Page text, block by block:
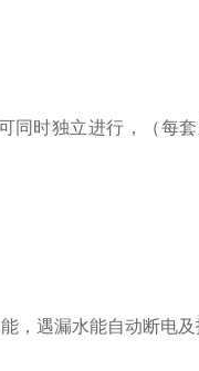
同时独立进行，（每
，遇漏水能自动断电及